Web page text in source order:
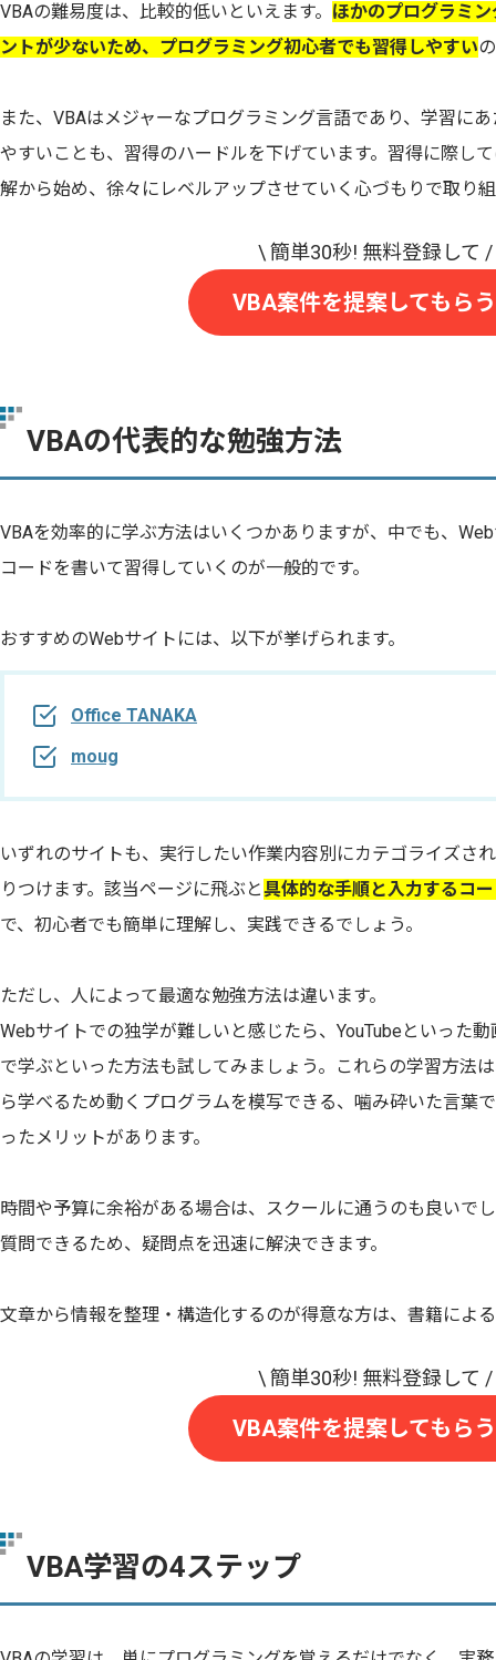
VBAの難易度は、比較的低いといえます。 ほかのプログラミ
ントが少ないため、プログラミング初心者でも習得しやすい
また、VBAはメジャーなプログラミング言語であり、学習に
やすいことも、習得のハードルを下げています。習得に際し
解から始め、徐々にレベルアップさせていく心づもりで取り
VBA案件を提案してもらう
VBAの代表的な勉強方法
VBAを効率的に学ぶ方法はいくつかありますが、中でも、
コードを書いて習得していくのが一般的です。
おすすめのWebサイトには、以下が挙げられます。
Office TANAKA
moug
いずれのサイトも、実行したい作業内容別にカテゴライズさ
りつけます。該当ページに飛ぶと具体的な手順と入力するコ
で、初心者でも簡単に理解し、実践できるでしょう。
ただし、人によって最適な勉強方法は違います。
Webサイトでの独学が難しいと感じたら、YouTubeといった
で学ぶといった方法も試してみましょう。これらの学習方法
ら学べるため動くプログラムを模写できる、噛み砕いた言葉
ったメリットがあります。
時間や予算に余裕がある場合は、スクールに通うのも良いで
質問できるため、疑問点を迅速に解決できます。
文章から情報を整理・構造化するのが得意な方は、書籍によ
VBA案件を提案してもらう
VBA学習の4ステップ